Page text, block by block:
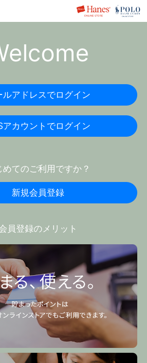
ルアドレスでログイン
アカウントでログイン
めてのご利用ですか？
新規会員登録
員登録のメリット